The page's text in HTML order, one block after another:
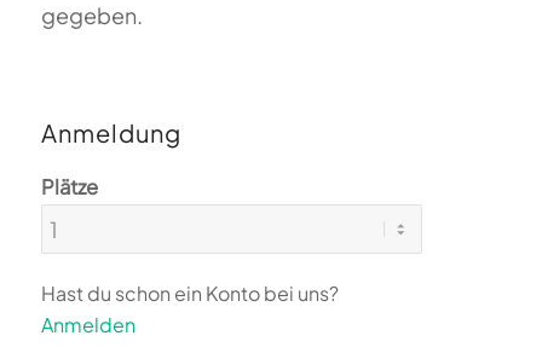
gegeben.
Anmeldung
Plätze
Hast du schon ein Konto bei uns?
Anmelden